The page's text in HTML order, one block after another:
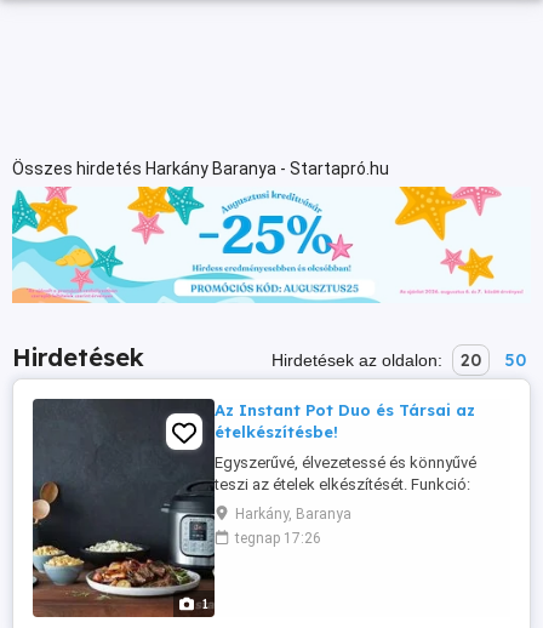
Összes hirdetés Harkány Baranya - Startapró.hu
Hirdetések Hirdetések az oldalon: 20 50
1
Az Instant Pot Duo és Társai az
ételkészítésbe!
Egyszerűvé, élvezetessé és könnyűvé
teszi az ételek elkészítését. Funkció:
lassú főzés, időzítés, manuális használat,
egyéni beállítások kezelése, sauté hirtelen
sütés funkció, joghurtkészítés, melegítés
Harkány, Baranya
tegnap 17:26